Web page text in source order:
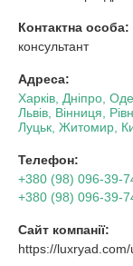
Контактна особа:
консультант
Адреса:
Харків, Дніпро,
Львів, Вінниця,
Луцьк, Житомир,
Телефон:
+380 (98) 096-39-
+380 (98) 096-39-
Сайт компанії:
https://luxryad.com/